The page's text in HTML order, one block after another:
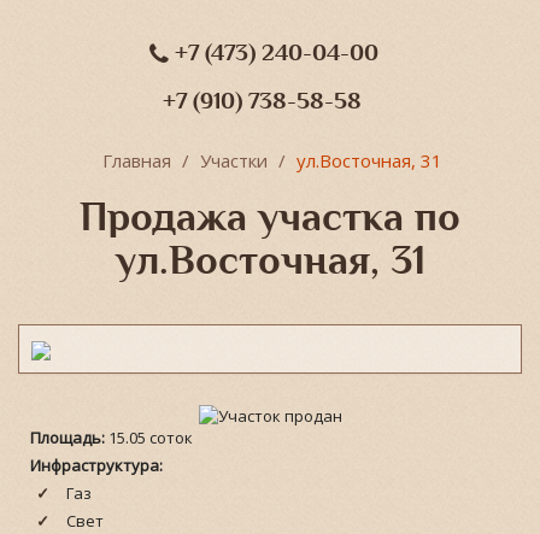
+7 (473) 240-04-00
+7 (910) 738-58-58
Главная Участки ул.Восточная, 31
Продажа участка по
ул.Восточная, 31
Площадь: 15.05 соток
Инфраструктура:
Газ
Свет